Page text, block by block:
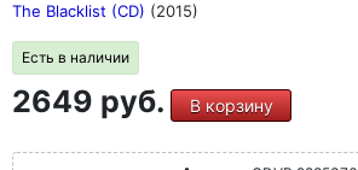
The Blacklist (CD) (2015)
Есть в наличии
2649 руб. В корзину